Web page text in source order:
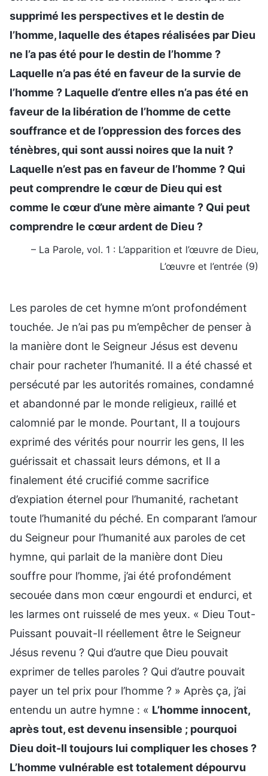
supprimé les perspectives et le destin de
l’homme, laquelle des étapes réalisées par Dieu
ne l’a pas été pour le destin de l’homme ?
Laquelle n’a pas été en faveur de la survie de
l’homme ? Laquelle d’entre elles n’a pas été en
faveur de la libération de l’homme de cette
souffrance et de l’oppression des forces des
ténèbres, qui sont aussi noires que la nuit ?
Laquelle n’est pas en faveur de l’homme ? Qui
peut comprendre le cœur de Dieu qui est
comme le cœur d’une mère aimante ? Qui peut
comprendre le cœur ardent de Dieu ?
– La Parole, vol. 1 : L’apparition et l’œuvre de Dieu,
L’œuvre et l’entrée (9)
Les paroles de cet hymne m’ont profondément
touchée. Je n’ai pas pu m’empêcher de penser à
la manière dont le Seigneur Jésus est devenu
chair pour racheter l’humanité. Il a été chassé et
persécuté par les autorités romaines, condamné
et abandonné par le monde religieux, raillé et
calomnié par le monde. Pourtant, Il a toujours
exprimé des vérités pour nourrir les gens, Il les
guérissait et chassait leurs démons, et Il a
finalement été crucifié comme sacrifice
d’expiation éternel pour l’humanité, rachetant
toute l’humanité du péché. En comparant l’amour
du Seigneur pour l’humanité aux paroles de cet
hymne, qui parlait de la manière dont Dieu
souffre pour l’homme, j’ai été profondément
secouée dans mon cœur engourdi et endurci, et
les larmes ont ruisselé de mes yeux. « Dieu Tout-
Puissant pouvait-Il réellement être le Seigneur
Jésus revenu ? Qui d’autre que Dieu pouvait
exprimer de telles paroles ? Qui d’autre pouvait
payer un tel prix pour l’homme ? » Après ça, j’ai
entendu un autre hymne : « L’homme innocent,
après tout, est devenu insensible ; pourquoi
Dieu doit-Il toujours lui compliquer les choses ?
L’homme vulnérable est totalement dépourvu